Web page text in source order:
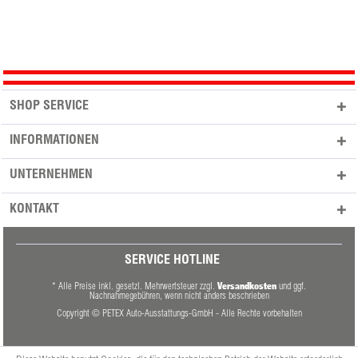
SHOP SERVICE
INFORMATIONEN
UNTERNEHMEN
KONTAKT
SERVICE HOTLINE
* Alle Preise inkl. gesetzl. Mehrwertsteuer zzgl. Versandkosten und ggf.
Nachnahmegebühren, wenn nicht anders beschrieben
Copyright © PETEX Auto-Ausstattungs-GmbH - Alle Rechte vorbehalten